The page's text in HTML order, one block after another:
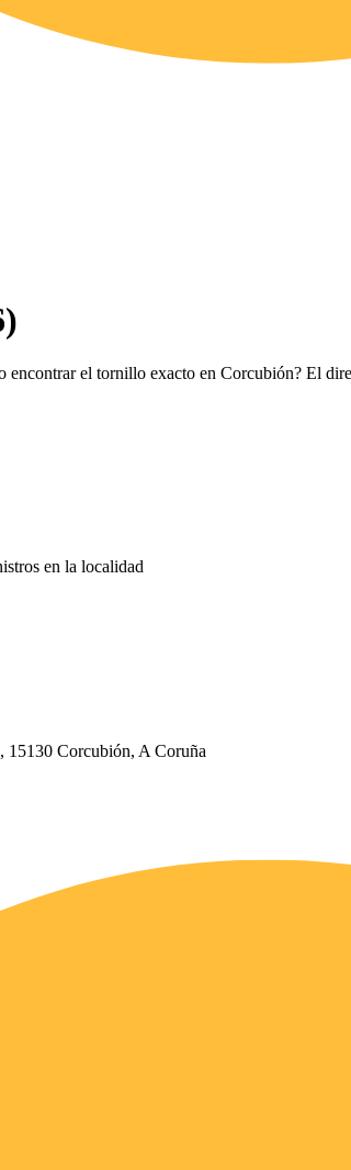
encontrar el tornillo exacto en Corcubión? El
en la localidad
15130 Corcubión, A Coruña